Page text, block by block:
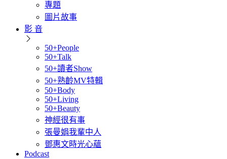
專題
圖片故事
影 音
50+People
50+Talk
50+讀者Show
50+熟齡MV特輯
50+Body
50+Living
50+Beauty
神經很有事
張曼娟我輩中人
鄧惠文時光心蘊
Podcast